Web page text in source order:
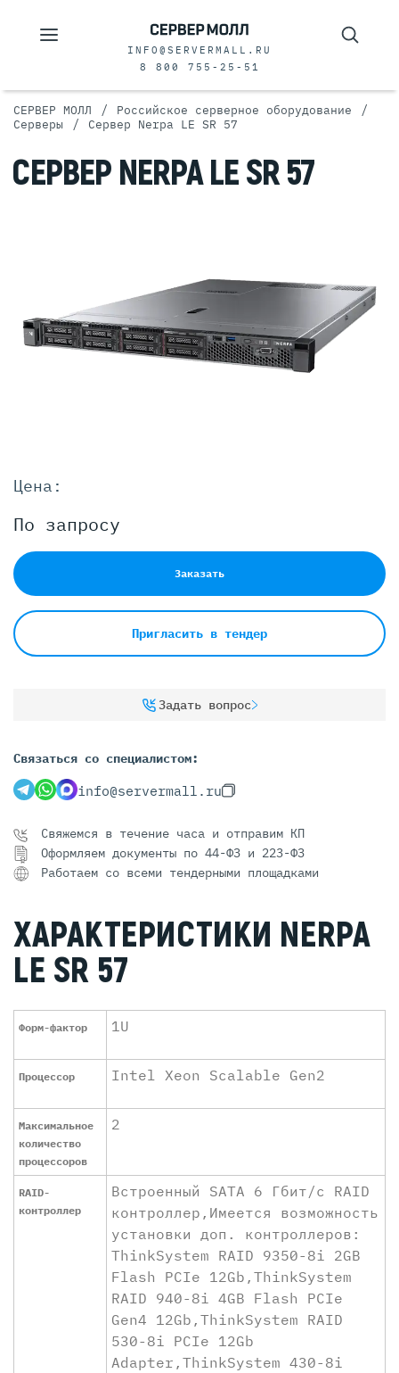
INFO@SERVERMALL.RU
8 800 755-25-51
СЕРВЕР МОЛЛ / Российское серверное оборудование /
Серверы / Сервер Nerpa LE SR 57
СЕРВЕР NERPA LE SR 57
Цена:
По запросу
Заказать
Пригласить в тендер
Задать вопрос
Связаться со специалистом:
info@servermall.ru
Свяжемся в течение часа и отправим КП
Оформляем документы по 44-ФЗ и 223-ФЗ
Работаем со всеми тендерными площадками
ХАРАКТЕРИСТИКИ NERPA
LE SR 57
Форм-фактор 1U
Процессор Intel Xeon Scalable Gen2
Максимальное
количество
процессоров
2
RAID-
контроллер
Встроенный SATA 6 Гбит/с RAID
контроллер,Имеется возможность
установки доп. контроллеров:
ThinkSystem RAID 9350-8i 2GB
Flash PCIe 12Gb,ThinkSystem
RAID 940-8i 4GB Flash PCIe
Gen4 12Gb,ThinkSystem RAID
530-8i PCIe 12Gb
Adapter,ThinkSystem 430-8i